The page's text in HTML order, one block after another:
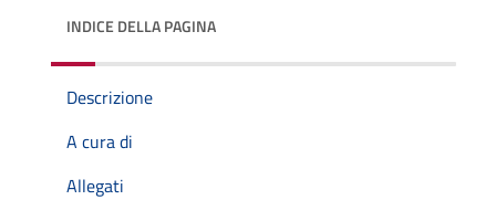
INDICE DELLA PAGINA
Descrizione
A cura di
Allegati